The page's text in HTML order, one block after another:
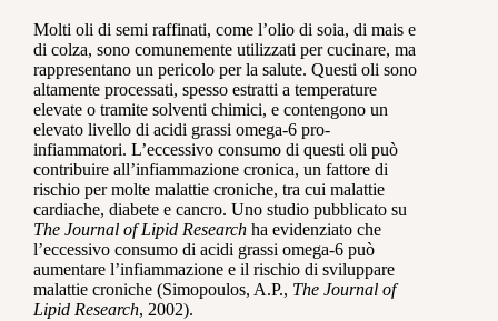
Molti oli di semi raffinati, come l’olio di soia, di mais e
di colza, sono comunemente utilizzati per cucinare, ma
rappresentano un pericolo per la salute. Questi oli sono
altamente processati, spesso estratti a temperature
elevate o tramite solventi chimici, e contengono un
elevato livello di acidi grassi omega-6 pro-
infiammatori. L’eccessivo consumo di questi oli può
contribuire all’infiammazione cronica, un fattore di
rischio per molte malattie croniche, tra cui malattie
cardiache, diabete e cancro. Uno studio pubblicato su
The Journal of Lipid Research ha evidenziato che
l’eccessivo consumo di acidi grassi omega-6 può
aumentare l’infiammazione e il rischio di sviluppare
malattie croniche (Simopoulos, A.P., The Journal of
Lipid Research, 2002).